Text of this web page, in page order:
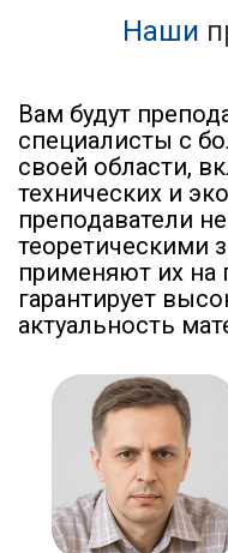
Наши
Вам будут
специалисты с
своей области,
технических и
преподаватели
теоретическими
применяют их на
гарантирует
актуальность